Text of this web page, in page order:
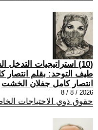
(10) استراتيجيات
طيف التوحد: بقلم انتصار
انتصار كامل جفلان الخشت
2026 / 8 / 8
حقوق ذوي الاحتياجات